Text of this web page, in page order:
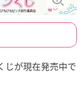
じが現在発売中で